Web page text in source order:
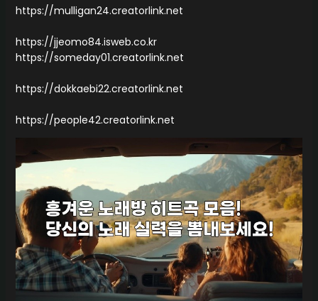
https://mulligan24.creatorlink.net
https://jjeomo84.isweb.co.kr
https://someday01.creatorlink.net
https://dokkaebi22.creatorlink.net
https://people42.creatorlink.net